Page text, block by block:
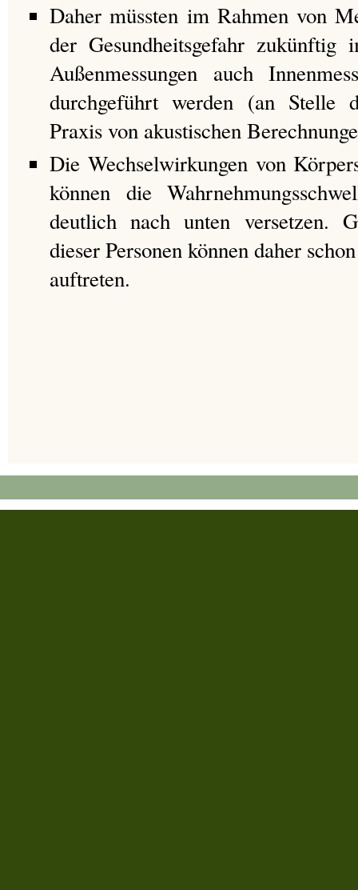
Daher müssten im Rahmen von
der Gesundheitsgefahr zukünftig
Außenmessungen auch
durchgeführt werden (an Stelle
Praxis von akustischen
Die Wechselwirkungen von
können die
deutlich nach unten versetzen.
dieser Personen können daher
auftreten.